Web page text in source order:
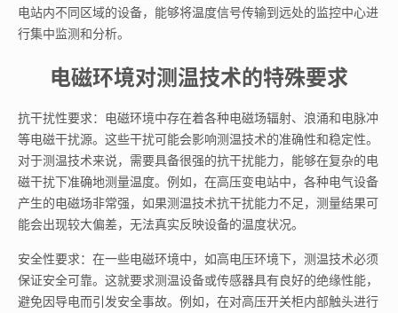
电站内不同区域的设备，能够将温度信号传输到远处的监控中心进
行集中监测和分析。
电磁环境对测温技术的特殊要求
抗干扰性要求：电磁环境中存在着各种电磁场辐射、浪涌和电脉冲
等电磁干扰源。这些干扰可能会影响测温技术的准确性和稳定性。
对于测温技术来说，需要具备很强的抗干扰能力，能够在复杂的电
磁干扰下准确地测量温度。例如，在高压变电站中，各种电气设备
产生的电磁场非常强，如果测温技术抗干扰能力不足，测量结果可
能会出现较大偏差，无法真实反映设备的温度状况。
安全性要求：在一些电磁环境中，如高电压环境下，测温技术必须
保证安全可靠。这就要求测温设备或传感器具有良好的绝缘性能，
避免因导电而引发安全事故。例如，在对高压开关柜内部触头进行